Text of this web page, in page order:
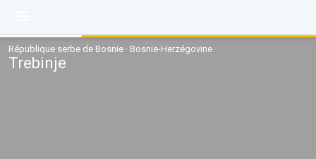
République serbe de Bosnie · Bosnie-Herzégovine
Trebinje